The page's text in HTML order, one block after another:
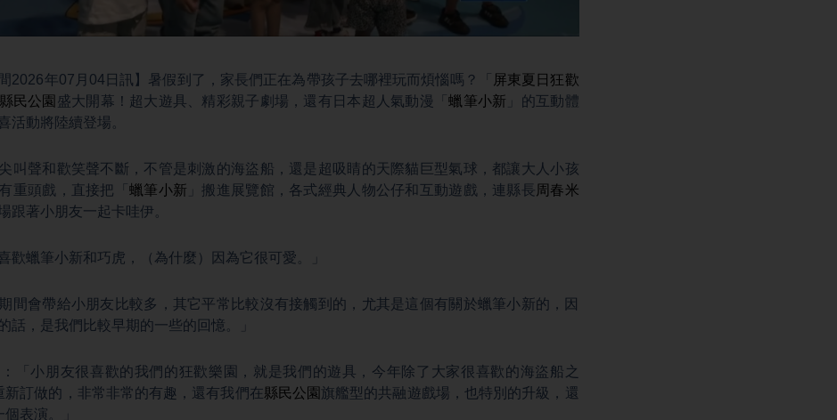
2026年07月04日訊】暑假到了，家長們正在為帶孩子去哪裡玩而煩惱嗎？「 屏東夏日狂歡
縣民公園 盛大開幕！超大遊具、精彩親子劇場，還有日本超人氣動漫「蠟筆小新 」的互動體
活動將陸續登場。
叫聲和歡笑聲不斷，不管是刺激的海盜船，還是超吸睛的天際貓巨型氣球，都讓大人小孩
重頭戲，直接把「蠟筆小新 」搬進展覽館，各式經典人物公仔和互動遊戲，連縣長 周春米
跟著小朋友一起卡哇伊。
歡蠟筆小新和巧虎，（為什麼）因為它很可愛。」
間會帶給小朋友比較多，其它平常比較沒有接觸到的，尤其是這個有關於蠟筆小新的，因
話，是我們比較早期的一些的回憶。」
：「小朋友很喜歡的我們的狂歡樂園，就是我們的遊具，今年除了大家很喜歡的海盜船之
新訂做的，非常非常的有趣，還有我們在縣民公園 旗艦型的共融遊戲場，也特別的升級，還
表演。」